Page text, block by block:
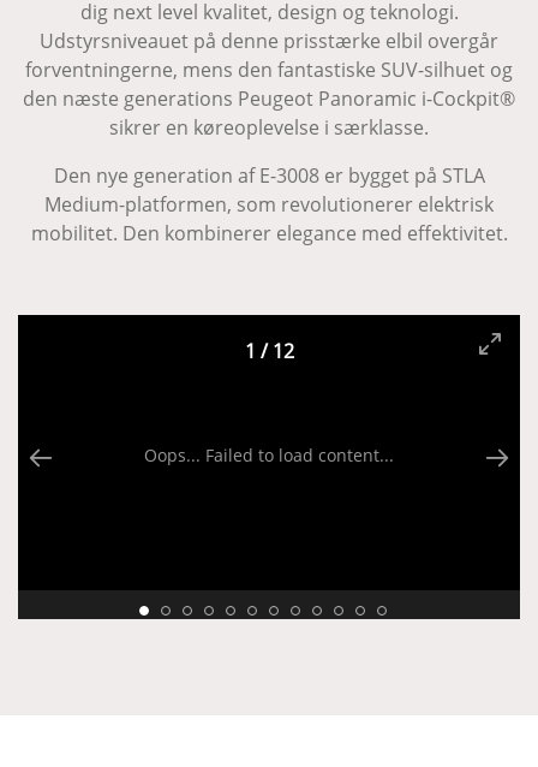
dig next level kvalitet, design og teknologi.
Udstyrsniveauet på denne prisstærke elbil overgår
forventningerne, mens den fantastiske SUV-silhuet og
den næste generations Peugeot Panoramic i-Cockpit®
sikrer en køreoplevelse i særklasse.
Den nye generation af E-3008 er bygget på STLA
Medium-platformen, som revolutionerer elektrisk
mobilitet. Den kombinerer elegance med effektivitet.
Oops... Failed to load content...
1 /12